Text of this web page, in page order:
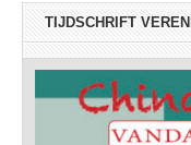
TIJDSCHRIFT